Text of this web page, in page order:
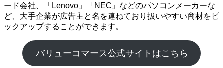
ード会社、「Lenovo」「NEC」などのパソコンメーカーな
ど、大手企業が広告主と名を連ねており扱いやすい商材をピ
ックアップすることができます。
バリューコマース公式サイトはこちら